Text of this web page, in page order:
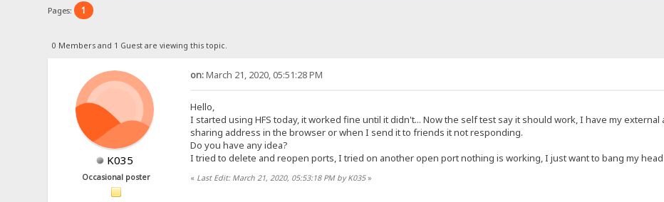
Pages: 1
0 Members and 1 Guest are viewing this topic.
K035
Occasional poster
on:March 21, 2020, 05:51:28 PM
Hello,
I started using HFS today, it worked fine until it didn't... Now the self test say it should work, I have my
sharing address in the browser or when I send it to friends it not responding.
Do you have any idea?
I tried to delete and reopen ports, I tried on another open port nothing is working, I just want to bang my head
« Last Edit: March 21, 2020, 05:53:18 PM by K035»